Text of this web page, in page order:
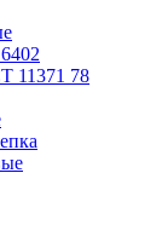
11371 78